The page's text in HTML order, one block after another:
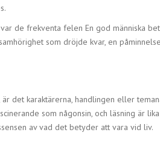
de frekventa felen En god människa
som dröjde kvar, en
det karaktärerna, handlingen eller
som någonsin, och läsning är
av vad det betyder att vara vid liv.